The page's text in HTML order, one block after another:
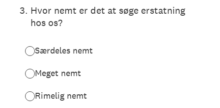
3. Hvor nemt er det at søge erstatning
hos os?
Særdeles nemt
Meget nemt
Rimelig nemt